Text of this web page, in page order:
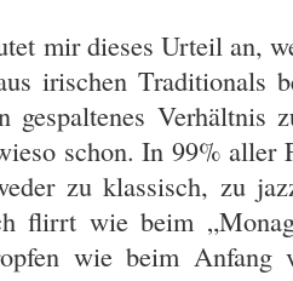
mir dieses Urteil an,
irischen Traditionals
Verhältnis
schon.In 99% aller
zu klassisch, zu
flirrt wie beim
wie beim